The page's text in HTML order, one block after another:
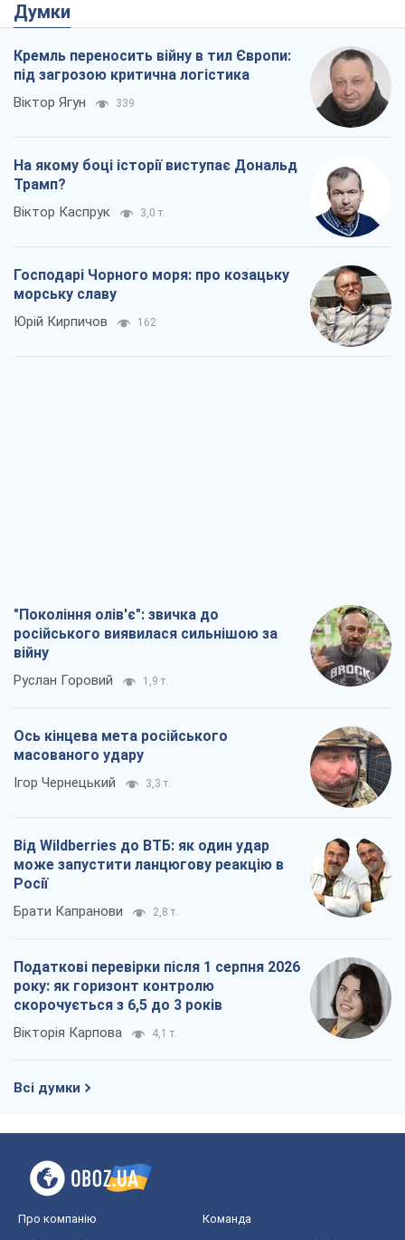
Думки
Кремль переносить війну в тил Європи:
під загрозою критична логістика
Віктор Ягун 339
На якому боці історії виступає Дональд
Трамп?
Віктор Каспрук 3,0 т.
Господарі Чорного моря: про козацьку
морську славу
Юрій Кирпичов 162
"Покоління олів'є": звичка до
російського виявилася сильнішою за
війну
Руслан Горовий 1,9 т.
Ось кінцева мета російського
масованого удару
Ігор Чернецький 3,3 т.
Від Wildberries до ВТБ: як один удар
може запустити ланцюгову реакцію в
Росії
Брати Капранови 2,8 т.
Податкові перевірки після 1 серпня 2026
року: як горизонт контролю
скорочується з 6,5 до 3 років
Вікторія Карпова 4,1 т.
Всі думки
Про компанію Команда